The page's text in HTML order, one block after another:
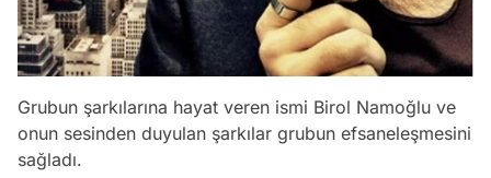
Grubun şarkılarına hayat veren ismi Birol Namoğlu ve
onun sesinden duyulan şarkılar grubun efsaneleşmesini
sağladı.